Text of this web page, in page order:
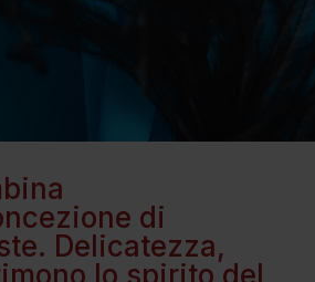
di
Delicatezza,
lo spirito del